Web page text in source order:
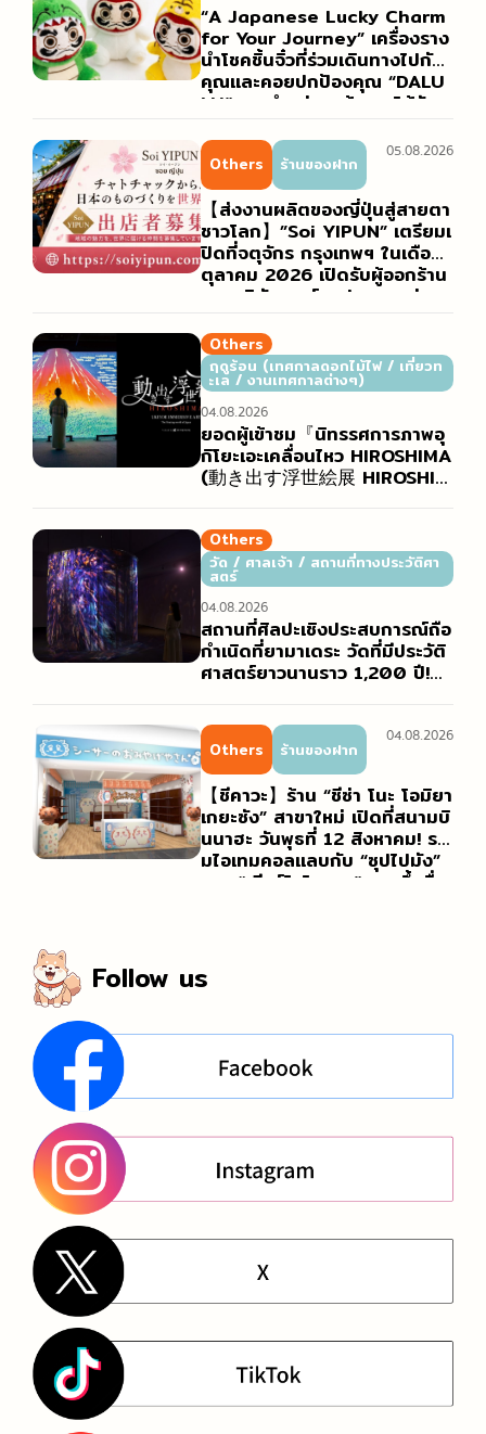
“A Japanese Lucky Charm
for Your Journey” เครื่องราง
นำโชคชิ้นจิ๋วที่ร่วมเดินทางไปกับ
คุณและคอยปกป้องคุณ “DALU
LU” วางจำหน่ายแล้วและได้รับค
Others ร้านของฝาก
【ส่งงานผลิตของญี่ปุ่นสู่สายตา
ชาวโลก】”Soi YIPUN” เตรียมเ
ปิดที่จตุจักร กรุงเทพฯ ในเดือน
ตุลาคม 2026 เปิดรับผู้ออกร้าน
จากบริษัท องค์กรปกครองส่วน
ญี่ปุ่น
05.08.2026
Others
ฤดูร้อน (เทศกาลดอกไม้ไฟ / เที่ยวท
ะเล / งานเทศกาลต่างๆ)
ยอดผู้เข้าชม『นิทรรศการภาพอุ
กิโยะเอะเคลื่อนไหว HIROSHIMA
(動き出す浮世絵展 HIROSHIM
นเต็มไปด้วยสีสัน
04.08.2026
Others
วัด / ศาลเจ้า / สถานที่ทางประวัติศา
สตร์
สถานที่ศิลปะเชิงประสบการณ์ถือ
กำเนิดที่ยามาเดระ วัดที่มีประวัติ
ศาสตร์ยาวนานราว 1,200 ปี!
04.08.2026
Others ร้านของฝาก
【ชีคาวะ】ร้าน “ชีซ่า โนะ โอมิยา
เกยะซัง” สาขาใหม่ เปิดที่สนามบิ
นนาฮะ วันพุธที่ 12 สิงหาคม! รว
มไอเทมคอลแลบกับ “ซุปไปมัง”
และ “เบียร์โอไรออน” ของขึ้นชื่อ
04.08.2026
Follow us